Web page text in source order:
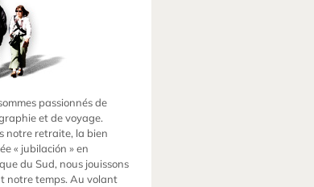
passionnés de
et de voyage.
notre retraite, la bien
« jubilación » en
du Sud, nous jouissons
notre temps. Au volant